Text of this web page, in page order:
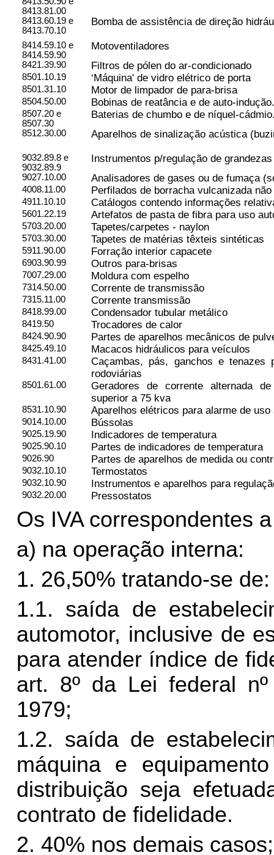
8413.81.00
8413.60.19 e
8413.70.10
Bomba de assistência de direção
8414.59.10 e
8414.59.90
Motoventiladores
8421.39.90 Filtros de pólen do ar-condicionado
8501.10.19 ‘Máquina' de vidro elétrico de porta
8501.31.10 Motor de limpador de para-brisa
8504.50.00 Bobinas de reatância e de auto-
8507.20 e
8507.30
Baterias de chumbo e de níquel-
8512.30.00 Aparelhos de sinalização acústica
9032.89.8e
9032.89.9
Instrumentos p/regulação de
9027.10.00 Analisadores de gases ou de fumaça
4008.11.00 Perfilados de borracha vulcanizada
4911.10.10 Catálogos contendo informações
5601.22.19 Artefatos de pasta de fibra para uso
5703.20.00 Tapetes/carpetes - naylon
5703.30.00 Tapetes de matérias têxteis sintéticas
5911.90.00 Forração interior capacete
6903.90.99 Outros para-brisas
7007.29.00 Moldura com espelho
7314.50.00 Corrente de transmissão
7315.11.00 Corrente transmissão
8418.99.00 Condensador tubular metálico
8419.50 Trocadores de calor
8424.90.90 Partes de aparelhos mecânicos de
8425.49.10 Macacos hidráulicos para veículos
8431.41.00
Caçambas, pás, ganchos e tenazes
rodoviárias
8501.61.00
Geradores de corrente alternada
superior a 75 kva
8531.10.90 Aparelhos elétricos para alarme de uso
9014.10.00 Bússolas
9025.19.90 Indicadores de temperatura
9025.90.10 Partes de indicadores de temperatura
9026.90 Partes de aparelhos de medida ou
9032.10.10 Termostatos
9032.10.90 Instrumentos e aparelhos para
9032.20.00 Pressostatos
Os IVA correspondentes
a) na operação interna:
1. 26,50% tratando-se de:
1.1. saída de
automotor, inclusive de
para atender índice de
art. 8º da Lei federal
1979;
1.2. saída de
máquina e
distribuição seja
contrato de fidelidade.
2. 40% nos demais casos;